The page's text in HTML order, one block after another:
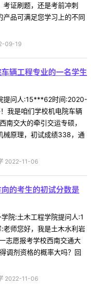
考证刷题，还是考前冲刺
产品可满足您学习上的不同
09-19
辆工程专业的一名学生
提问人:15***62时间:2020-
我是咱们学校机电院车辆
南交大的牵引交运专硕，
原理，初试成绩338，通
2022-11-06
的考生的初试分数是
院:土木工程学院提问人:1
师您好，我是土木水利岩
志愿报考学校西南交通大
调剂资格的概率大吗？回
2022-11-06